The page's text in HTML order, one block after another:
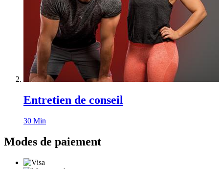
Entretien de conseil
30 Min
Modes de paiement